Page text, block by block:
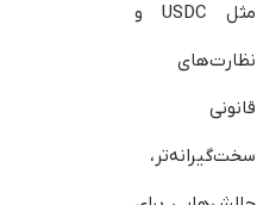
مثل USDC و
نظارت‌های
قانونی
سخت‌گیرانه‌تر،